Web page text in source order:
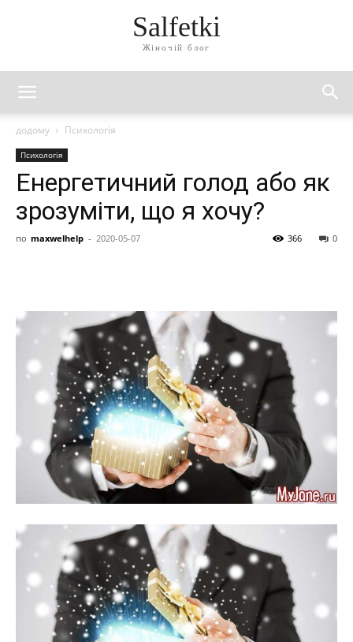
Salfetki
Жіночій блог
додому Психологія
Психологія
Енергетичний голод або як
зрозуміти, що я хочу?
по maxwelhelp - 2020-05-07 0
366